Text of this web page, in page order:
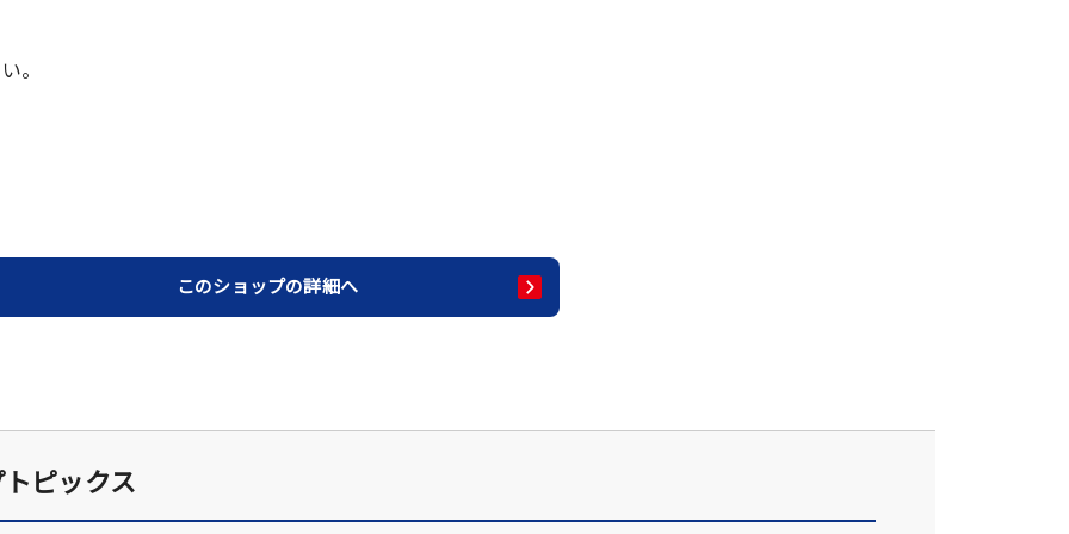
。
このショップの詳細へ
ピックス